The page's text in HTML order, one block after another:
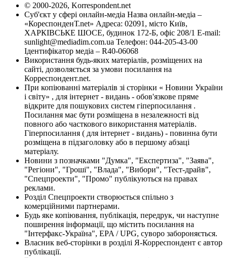
© 2000-2026, Korrespondent.net
Суб'єкт у сфері онлайн-медіа Назва онлайн-медіа –
«КореспонденТ.net» Адреса: 02091, місто Київ,
ХАРКІВСЬКЕ ШОСЕ, будинок 172-Б, офіс 208/1 E-mail:
sunlight@mediadim.com.ua Телефон: 044-205-43-00
Ідентифікатор медіа – R40-06068
Використання будь-яких матеріалів, розміщених на
сайті, дозволяється за умови посилання на
Корреспондент.net.
При копіюванні матеріалів зі сторінки « Новини України
і світу» , для інтернет - видань - обов'язкове пряме
відкрите для пошукових систем гіперпосилання .
Посилання має бути розміщена в незалежності від
повного або часткового використання матеріалів.
Гіперпосилання ( для інтернет - видань) - повинна бути
розміщена в підзаголовку або в першому абзаці
матеріалу.
Новини з позначками "Думка", "Експертиза", "Заява",
"Регіони", "Гроші", "Влада", "Вибори", "Тест-драйв",
"Спецпроекти", "Промо" публікуються на правах
реклами.
Розділ Спецпроекти створюється спільно з
комерційними партнерами.
Будь яке копіювання, публікація, передрук, чи наступне
поширення інформації, що містить посилання на
"Інтерфакс-Україна", EPA / UPG, суворо забороняється.
Власник веб-сторінки в розділі Я-Корреспондент є автор
публікації.